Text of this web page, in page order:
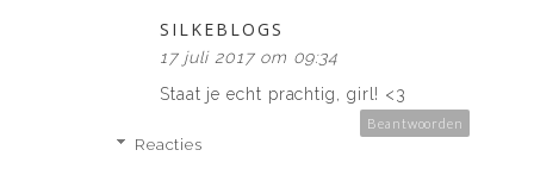
SILKEBLOGS
17 juli 2017 om 09:34
Staat je echt prachtig, girl! <3
Beantwoorden
Reacties